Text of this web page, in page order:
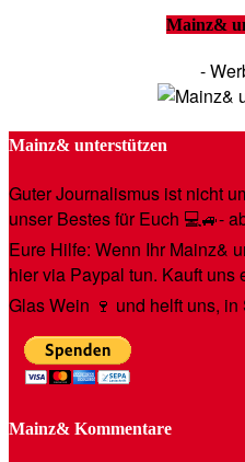
Mainz&
-
Mainz& unterstützen
Guter Journalismus ist nicht
unser Bestes für Euch 💻🚙-
Eure Hilfe: Wenn Ihr Mainz&
hier via Paypal tun. Kauft uns
Glas Wein 🍷 und helft uns,
Mainz& Kommentare